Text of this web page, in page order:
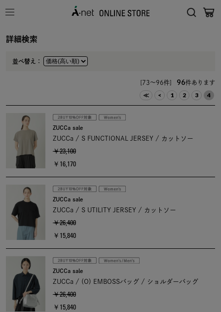
詳細検索
並べ替え：
[73～96件] 96件あります
≪ < 1 2 3 4
ZUCCa sale
ZUCCa / S FUNCTIONAL JERSEY / カットソー
￥23,100
￥16,170
ZUCCa sale
ZUCCa / S UTILITY JERSEY / カットソー
￥26,400
￥15,840
ZUCCa sale
ZUCCa / (O) EMBOSSバッグ / ショルダーバッグ
￥26,400
￥15,840